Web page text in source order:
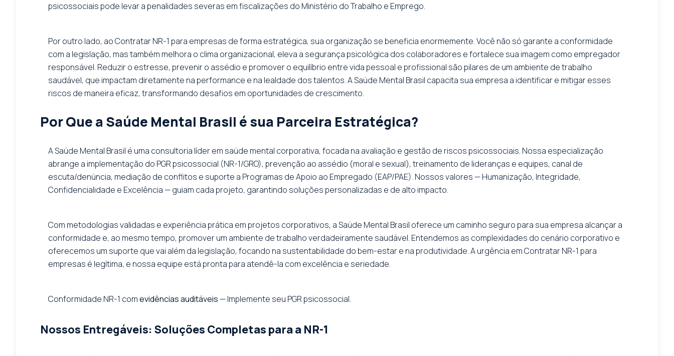
psicossociais pode levar a penalidades severas em fiscalizações do Ministério do Trabalho e Emprego.
Por outro lado, ao Contratar NR-1 para empresas de forma estratégica, sua organização se beneficia enormemente. Você não só garante a conformidade
com a legislação, mas também melhora o clima organizacional, eleva a segurança psicológica dos colaboradores e fortalece sua imagem como empregador
responsável. Reduzir o estresse, prevenir o assédio e promover o equilíbrio entre vida pessoal e profissional são pilares de um ambiente de trabalho
saudável, que impactam diretamente na performance e na lealdade dos talentos. A Saúde Mental Brasil capacita sua empresa a identificar e mitigar esses
riscos de maneira eficaz, transformando desafios em oportunidades de crescimento.
Por Que a Saúde Mental Brasil é sua Parceira Estratégica?
A Saúde Mental Brasil é uma consultoria líder em saúde mental corporativa, focada na avaliação e gestão de riscos psicossociais. Nossa especialização
abrange a implementação do PGR psicossocial (NR-1/GRO), prevenção ao assédio (moral e sexual), treinamento de lideranças e equipes, canal de
escuta/denúncia, mediação de conflitos e suporte a Programas de Apoio ao Empregado (EAP/PAE). Nossos valores — Humanização, Integridade,
Confidencialidade e Excelência — guiam cada projeto, garantindo soluções personalizadas e de alto impacto.
Com metodologias validadas e experiência prática em projetos corporativos, a Saúde Mental Brasil oferece um caminho seguro para sua empresa alcançar a
conformidade e, ao mesmo tempo, promover um ambiente de trabalho verdadeiramente saudável. Entendemos as complexidades do cenário corporativo e
oferecemos um suporte que vai além da legislação, focando na sustentabilidade do bem-estar e na produtividade. A urgência em Contratar NR-1 para
empresas é legítima, e nossa equipe está pronta para atendê-la com excelência e seriedade.
Conformidade NR-1 comevidências auditáveis — Implemente seu PGR psicossocial.
Nossos Entregáveis: Soluções Completas para a NR-1